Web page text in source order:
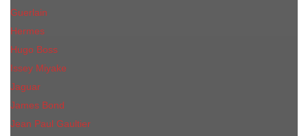
Guerlain
Hermes
Hugo Boss
Issey Miyake
Jaguar
James Bond
Jean Paul Gaultier